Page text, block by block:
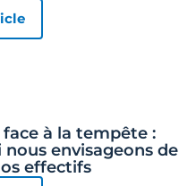
à la tempête :
envisageons de
effectifs